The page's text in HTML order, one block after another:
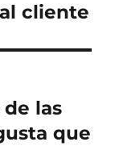
cliente
de las
que